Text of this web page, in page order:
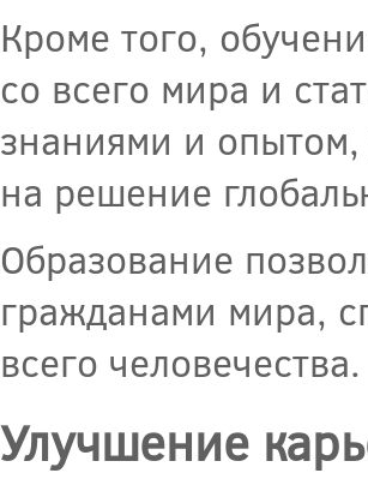
Кроме того,
со всего мира и
знаниями и опытом,
на решение
Образование
гражданами мира,
всего человечества.
Улучшение